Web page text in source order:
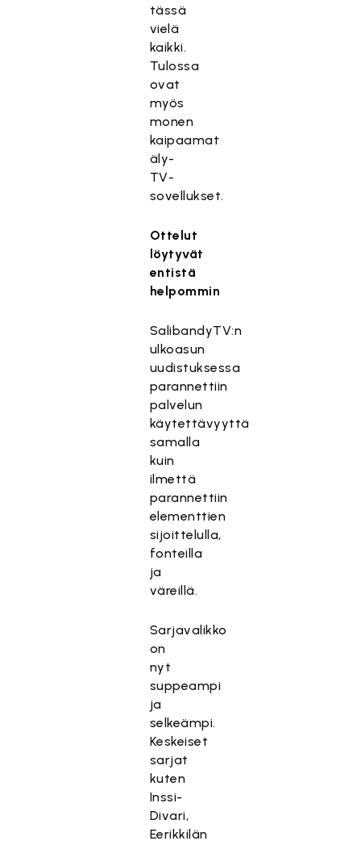
tässä
vielä
kaikki.
Tulossa
ovat
myös
monen
kaipaamat
äly-
TV-
sovellukset.
Ottelut
löytyvät
entistä
helpommin
SalibandyTV:n
ulkoasun
uudistuksessa
parannettiin
palvelun
käytettävyyttä
samalla
kuin
ilmettä
parannettiin
elementtien
sijoittelulla,
fonteilla
ja
väreillä.
Sarjavalikko
on
nyt
suppeampi
ja
selkeämpi.
Keskeiset
sarjat
kuten
Inssi-
Divari,
Eerikkilän